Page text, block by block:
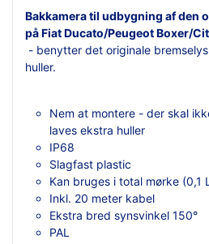
Bakkamera til udbygning af den
på Fiat Ducato/Peugeot Boxer/
- benytter det originale
huller.
Nem at montere - der skal
laves ekstra huller
IP68
Slagfast plastic
Kan bruges i total mørke (0,1
Inkl. 20 meter kabel
Ekstra bred synsvinkel 150°
PAL